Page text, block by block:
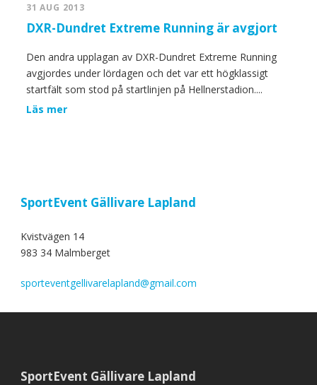
31 AUG 2013
DXR-Dundret Extreme Running är avgjort
Den andra upplagan av DXR-Dundret Extreme Running
avgjordes under lördagen och det var ett högklassigt
startfält som stod på startlinjen på Hellnerstadion....
Läs mer
SportEvent Gällivare Lapland
Kvistvägen 14
983 34 Malmberget
sporteventgellivarelapland@gmail.com
SportEvent Gällivare Lapland